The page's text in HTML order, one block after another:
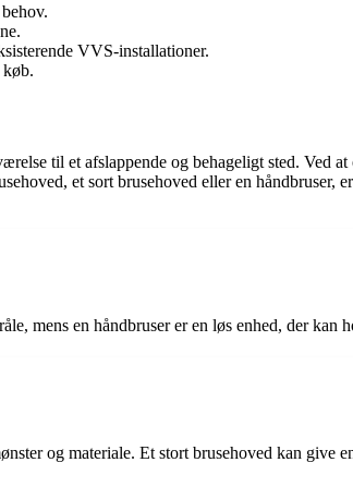
VVS-installationer.
til et afslappende og behageligt sted. Ved
et sort brusehoved eller en
mens en håndbruser er en løs enhed, der kan
og materiale. Et stort brusehoved kan give